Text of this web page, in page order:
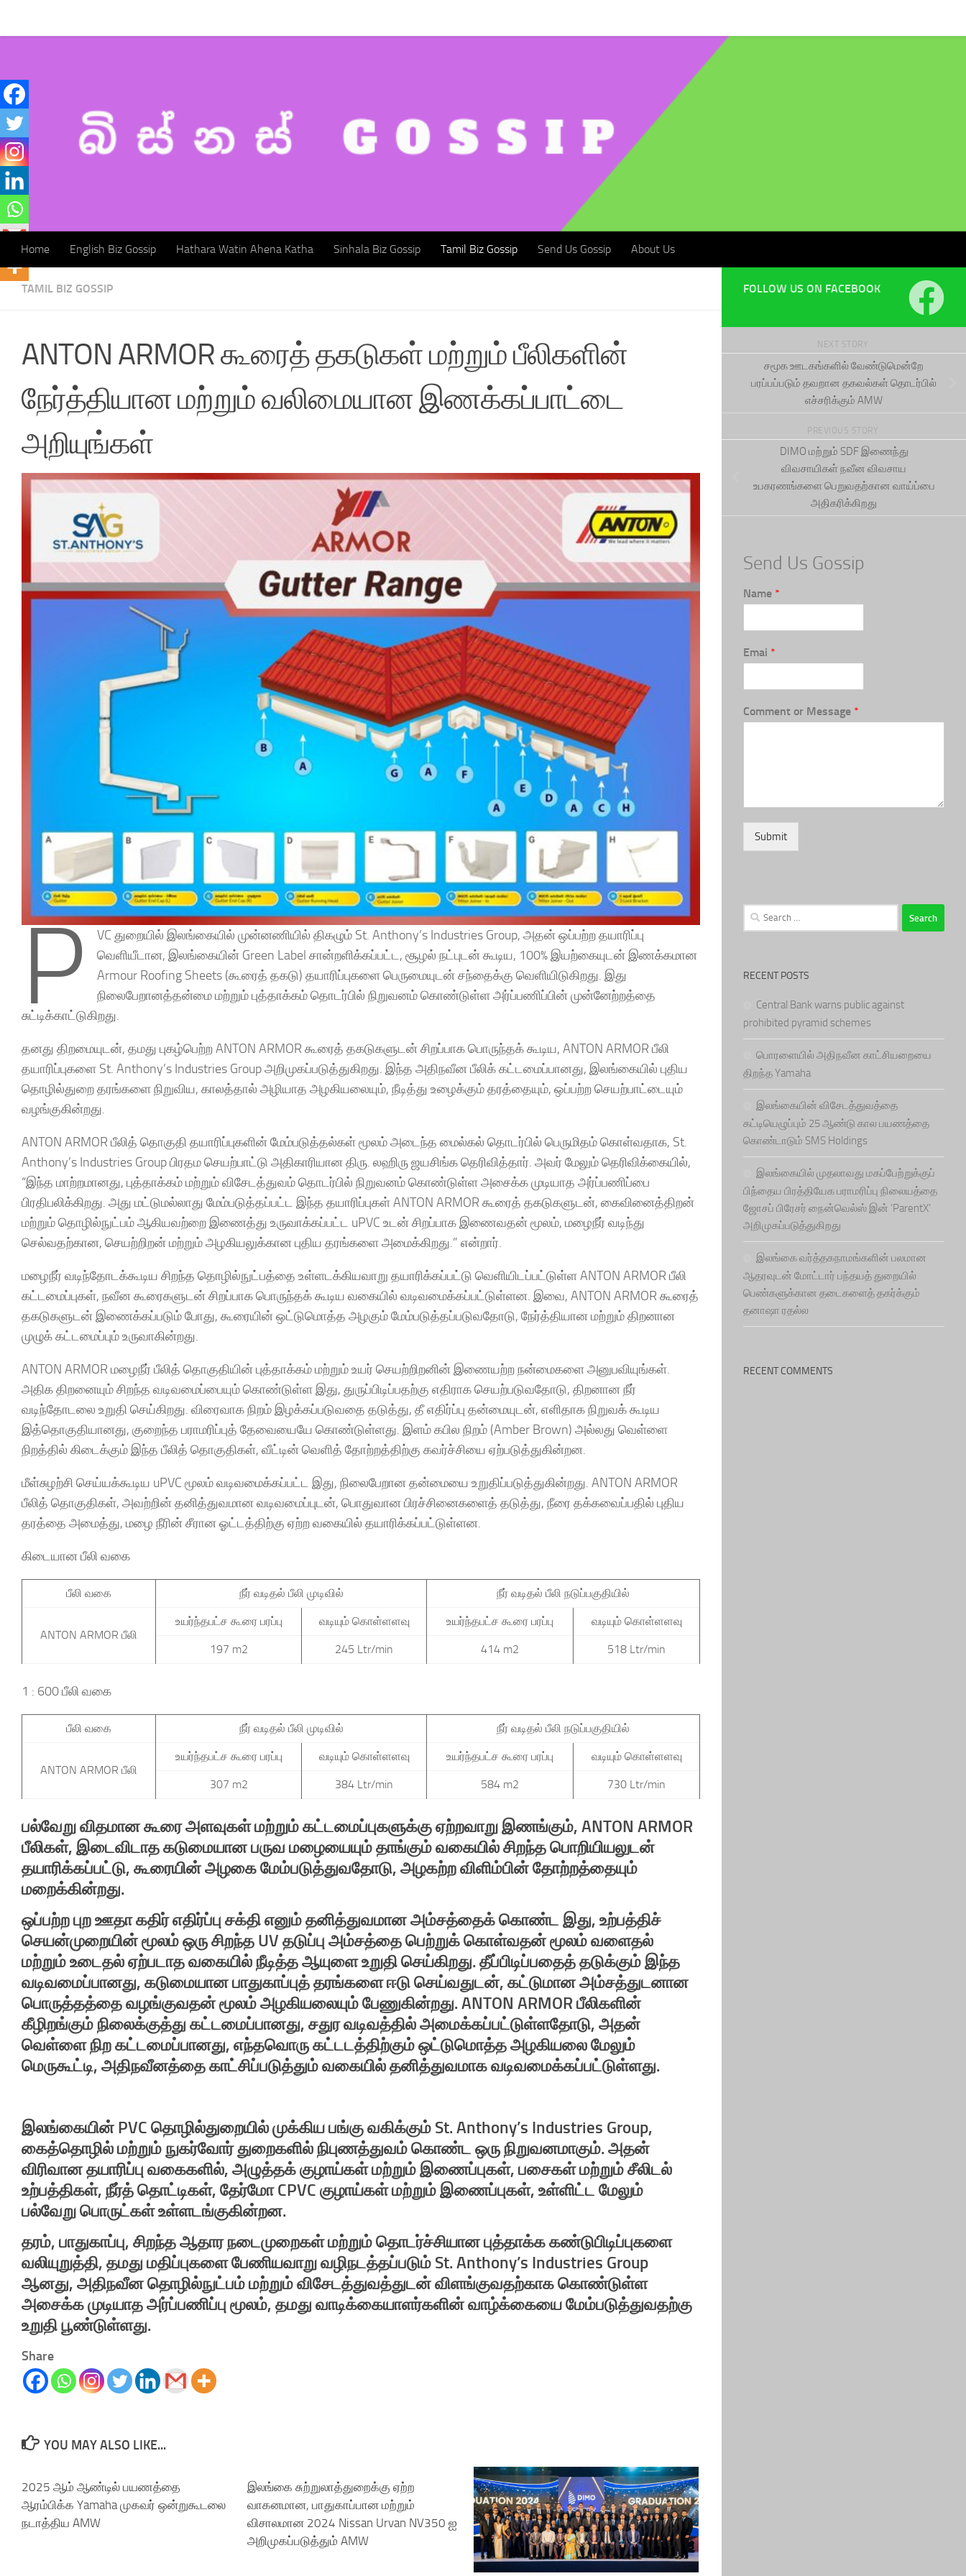
Home English Biz Gossip Hathara Watin Ahena Katha Sinhala Biz Gossip Tamil Biz Gossip Send Us Gossip About Us
TAMIL BIZ GOSSIP
ANTON ARMOR கூரைத் தகடுகள் மற்றும் பீலிகளின்
நேர்த்தியான மற்றும் வலிமையான இணக்கப்பாட்டை
அறியுங்கள்
P
VC துறையில் இலங்கையில் முன்னணியில் திகழும் St. Anthony’s Industries Group, அதன் ஒப்பற்ற தயாரிப்பு
வெளியீடான, இலங்கையின் Green Label சான்றளிக்கப்பட்ட, சூழல் நட்புடன் கூடிய, 100% இயற்கையுடன் இணக்கமான
Armour Roofing Sheets (கூரைத் தகடு) தயாரிப்புகளை பெருமையுடன் சந்தைக்கு வெளியிடுகிறது. இது
நிலைபேறானத்தன்மை மற்றும் புத்தாக்கம் தொடர்பில் நிறுவனம் கொண்டுள்ள அர்ப்பணிப்பின் முன்னேற்றத்தை
சுட்டிக்காட்டுகிறது.
தனது திறமையுடன், தமது புகழ்பெற்ற ANTON ARMOR கூரைத் தகடுகளுடன் சிறப்பாக பொருந்தக் கூடிய, ANTON ARMOR பீலி
தயாரிப்புகளை St. Anthony’s Industries Group அறிமுகப்படுத்துகிறது. இந்த அதிநவீன பீலிக் கட்டமைப்பானது, இலங்கையில் புதிய
தொழில்துறை தரங்களை நிறுவிய, காலத்தால் அழியாத அழகியலையும், நீடித்து உழைக்கும் தரத்தையும், ஒப்பற்ற செயற்பாட்டையும்
வழங்குகின்றது.
ANTON ARMOR பீலித் தொகுதி தயாரிப்புகளின் மேம்படுத்தல்கள் மூலம் அடைந்த மைல்கல் தொடர்பில் பெருமிதம் கொள்வதாக, St.
Anthony’s Industries Group பிரதம செயற்பாட்டு அதிகாரியான திரு. லஹிரு ஜயசிங்க தெரிவித்தார். அவர் மேலும் தெரிவிக்கையில்,
“இந்த மாற்றமானது, புத்தாக்கம் மற்றும் விசேடத்துவம் தொடர்பில் நிறுவனம் கொண்டுள்ள அசைக்க முடியாத அர்ப்பணிப்பை
பிரதிபலிக்கிறது. அது மட்டுமல்லாது மேம்படுத்தப்பட்ட இந்த தயாரிப்புகள் ANTON ARMOR கூரைத் தகடுகளுடன், கைவினைத்திறன்
மற்றும் தொழில்நுட்பம் ஆகியவற்றை இணைத்து உருவாக்கப்பட்ட uPVC உடன் சிறப்பாக இணைவதன் மூலம், மழைநீர் வடிந்து
செல்வதற்கான, செயற்றிறன் மற்றும் அழகியலுக்கான புதிய தரங்களை அமைக்கிறது.” என்றார்.
மழைநீர் வடிந்தோடக்கூடிய சிறந்த தொழில்நுட்பத்தை உள்ளடக்கியவாறு தயாரிக்கப்பட்டு வெளியிடப்பட்டுள்ள ANTON ARMOR பீலி
கட்டமைப்புகள், நவீன கூரைகளுடன் சிறப்பாக பொருந்தக் கூடிய வகையில் வடிவமைக்கப்பட்டுள்ளன. இவை, ANTON ARMOR கூரைத்
தகடுகளுடன் இணைக்கப்படும் போது, கூரையின் ஒட்டுமொத்த அழகும் மேம்படுத்தப்படுவதோடு, நேர்த்தியான மற்றும் திறனான
முழுக் கட்டமைப்பும் உருவாகின்றது.
ANTON ARMOR மழைநீர் பீலித் தொகுதியின் புத்தாக்கம் மற்றும் உயர் செயற்றிறனின் இணையற்ற நன்மைகளை அனுபவியுங்கள்.
அதிக திறனையும் சிறந்த வடிவமைப்பையும் கொண்டுள்ள இது, துருப்பிடிப்பதற்கு எதிராக செயற்படுவதோடு, திறனான நீர்
வடிந்தோடலை உறுதி செய்கிறது. விரைவாக நிறம் இழக்கப்படுவதை தடுத்து, தீ எதிர்ப்பு தன்மையுடன், எளிதாக நிறுவக் கூடிய
இத்தொகுதியானது, குறைந்த பராமரிப்புத் தேவையையே கொண்டுள்ளது. இளம் கபில நிறம் (Amber Brown) அல்லது வெள்ளை
நிறத்தில் கிடைக்கும் இந்த பீலித் தொகுதிகள், வீட்டின் வெளித் தோற்றத்திற்கு கவர்ச்சியை ஏற்படுத்துகின்றன.
மீள்சுழற்சி செய்யக்கூடிய uPVC மூலம் வடிவமைக்கப்பட்ட இது, நிலைபேறான தன்மையை உறுதிப்படுத்துகின்றது. ANTON ARMOR
பீலித் தொகுதிகள், அவற்றின் தனித்துவமான வடிவமைப்புடன், பொதுவான பிரச்சினைகளைத் தடுத்து, நீரை தக்கவைப்பதில் புதிய
தரத்தை அமைத்து, மழை நீரின் சீரான ஓட்டத்திற்கு ஏற்ற வகையில் தயாரிக்கப்பட்டுள்ளன.
கிடையான பீலி வகை
பீலி வகை நீர் வடிதல் பீலி முடிவில் நீர் வடிதல் பீலி நடுப்பகுதியில்
ANTON ARMOR பீலி
உயர்ந்தபட்ச கூரை பரப்பு வடியும் கொள்ளளவு உயர்ந்தபட்ச கூரை பரப்பு வடியும் கொள்ளளவு
197 m2 245 Ltr/min 414 m2 518 Ltr/min
1 : 600 பீலி வகை
பீலி வகை நீர் வடிதல் பீலி முடிவில் நீர் வடிதல் பீலி நடுப்பகுதியில்
ANTON ARMOR பீலி
உயர்ந்தபட்ச கூரை பரப்பு வடியும் கொள்ளளவு உயர்ந்தபட்ச கூரை பரப்பு வடியும் கொள்ளளவு
307 m2 384 Ltr/min 584 m2 730 Ltr/min
பல்வேறு விதமான கூரை அளவுகள் மற்றும் கட்டமைப்புகளுக்கு ஏற்றவாறு இணங்கும், ANTON ARMOR
பீலிகள், இடைவிடாத கடுமையான பருவ மழையையும் தாங்கும் வகையில் சிறந்த பொறியியலுடன்
தயாரிக்கப்பட்டு, கூரையின் அழகை மேம்படுத்துவதோடு, அழகற்ற விளிம்பின் தோற்றத்தையும்
மறைக்கின்றது.
ஒப்பற்ற புற ஊதா கதிர் எதிர்ப்பு சக்தி எனும் தனித்துவமான அம்சத்தைக் கொண்ட இது, உற்பத்திச்
செயன்முறையின் மூலம் ஒரு சிறந்த UV தடுப்பு அம்சத்தை பெற்றுக் கொள்வதன் மூலம் வளைதல்
மற்றும் உடைதல் ஏற்படாத வகையில் நீடித்த ஆயுளை உறுதி செய்கிறது. தீப்பிடிப்பதைத் தடுக்கும் இந்த
வடிவமைப்பானது, கடுமையான பாதுகாப்புத் தரங்களை ஈடு செய்வதுடன், கட்டுமான அம்சத்துடனான
பொருத்தத்தை வழங்குவதன் மூலம் அழகியலையும் பேணுகின்றது. ANTON ARMOR பீலிகளின்
கீழிறங்கும் நிலைக்குத்து கட்டமைப்பானது, சதுர வடிவத்தில் அமைக்கப்பட்டுள்ளதோடு, அதன்
வெள்ளை நிற கட்டமைப்பானது, எந்தவொரு கட்டடத்திற்கும் ஒட்டுமொத்த அழகியலை மேலும்
மெருகூட்டி, அதிநவீனத்தை காட்சிப்படுத்தும் வகையில் தனித்துவமாக வடிவமைக்கப்பட்டுள்ளது.
இலங்கையின் PVC தொழில்துறையில் முக்கிய பங்கு வகிக்கும் St. Anthony’s Industries Group,
கைத்தொழில் மற்றும் நுகர்வோர் துறைகளில் நிபுணத்துவம் கொண்ட ஒரு நிறுவனமாகும். அதன்
விரிவான தயாரிப்பு வகைகளில், அழுத்தக் குழாய்கள் மற்றும் இணைப்புகள், பசைகள் மற்றும் சீலிடல்
உற்பத்திகள், நீர்த் தொட்டிகள், தேர்மோ CPVC குழாய்கள் மற்றும் இணைப்புகள், உள்ளிட்ட மேலும்
பல்வேறு பொருட்கள் உள்ளடங்குகின்றன.
தரம், பாதுகாப்பு, சிறந்த ஆதார நடைமுறைகள் மற்றும் தொடர்ச்சியான புத்தாக்க கண்டுபிடிப்புகளை
வலியுறுத்தி, தமது மதிப்புகளை பேணியவாறு வழிநடத்தப்படும் St. Anthony’s Industries Group
ஆனது, அதிநவீன தொழில்நுட்பம் மற்றும் விசேடத்துவத்துடன் விளங்குவதற்காக கொண்டுள்ள
அசைக்க முடியாத அர்ப்பணிப்பு மூலம், தமது வாடிக்கையாளர்களின் வாழ்க்கையை மேம்படுத்துவதற்கு
உறுதி பூண்டுள்ளது.
Share
YOU MAY ALSO LIKE...
2025 ஆம் ஆண்டில் பயணத்தை
ஆரம்பிக்க Yamaha முகவர் ஒன்றுகூடலை
நடாத்திய AMW
இலங்கை சுற்றுலாத்துறைக்கு ஏற்ற
வாகனமான, பாதுகாப்பான மற்றும்
விசாலமான 2024 Nissan Urvan NV350 ஐ
அறிமுகப்படுத்தும் AMW
FOLLOW US ON FACEBOOK
NEXT STORY
சமூக ஊடகங்களில் வேண்டுமென்றே
பரப்பப்படும் தவறான தகவல்கள் தொடர்பில்
எச்சரிக்கும் AMW
PREVIOUS STORY
DIMO மற்றும் SDF இணைந்து
விவசாயிகள் நவீன விவசாய
உபகரணங்களை பெறுவதற்கான வாய்ப்பை
அதிகரிக்கிறது
Send Us Gossip
Name *
Emai *
Comment or Message *
Submit
Search
for:
RECENT POSTS
Central Bank warns public against
prohibited pyramid schemes
பொரளையில் அதிநவீன காட்சியறையை
திறந்த Yamaha
இலங்கையின் விசேடத்துவத்தை
கட்டியெழுப்பும் 25 ஆண்டு கால பயணத்தை
கொண்டாடும் SMS Holdings
இலங்கையில் முதலாவது மகப்பேற்றுக்குப்
பிந்தைய பிரத்தியேக பராமரிப்பு நிலையத்தை
ஜோசப் பிரேசர் நைன்வெல்ஸ் இன் ‘ParentX’
அறிமுகப்படுத்துகிறது
இலங்கை வர்த்தகநாமங்களின் பலமான
ஆதரவுடன் மோட்டார் பந்தயத் துறையில்
பெண்களுக்கான தடைகளைத் தகர்க்கும்
தனாஷா ரதல்ல
RECENT COMMENTS